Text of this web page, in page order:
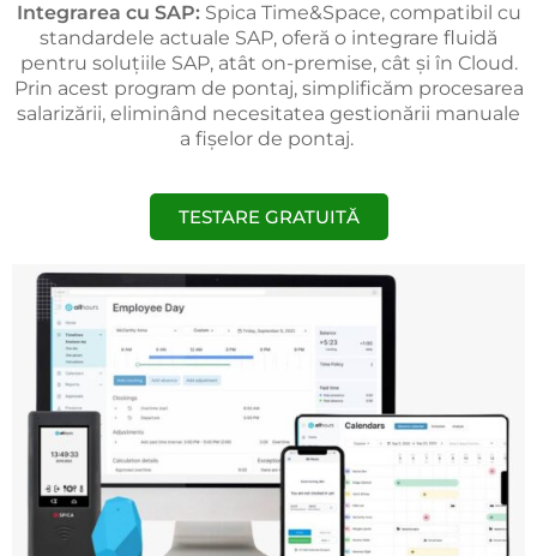
Integrarea cu SAP:Spica Time&Space, compatibil cu
standardele actuale SAP, oferă o integrare fluidă
pentru soluțiile SAP, atât on-premise, cât și în Cloud.
Prin acest program de pontaj, simplificăm procesarea
salarizării, eliminând necesitatea gestionării manuale
a fișelor de pontaj.
TESTARE GRATUITĂ